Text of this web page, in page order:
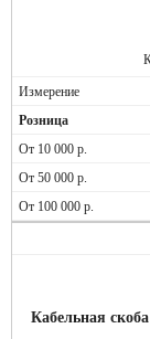
Кабельная